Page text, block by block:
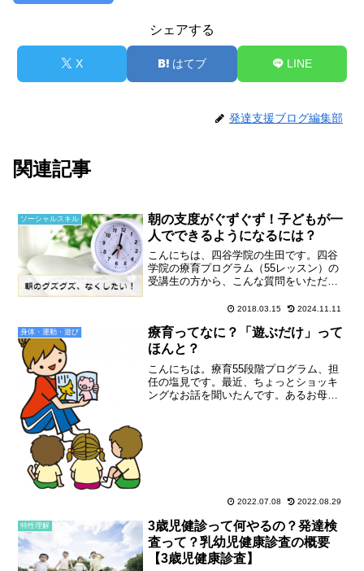
シェアする
X はてブ LINE
発達支援ブログ編集部
関連記事
ソーシャルスキル
朝の支度がぐずぐず！子どもが一
人でできるようになるには？
こんにちは、四谷学院の生田です。四谷
学院の療育プログラム（55レッスン）の
受講生の方から、こんな質問をいただき
怒鳴ってしまって、お母さんも自己嫌悪
っていらっしゃるんです...
2018.03.15 2024.11.11
身体・運動・遊び
療育ってなに？「遊ぶだけ」って
ほんと？
こんにちは。療育55段階プログラム、担
任の塩見です。最近、ちょっとショッキ
ングなお話を聞いたんです。あるお母さ
2022.07.08 2022.08.29
特性理解
3歳児健診って何やるの？発達検
査って？乳幼児健康診査の概要
【3歳児健康診査】